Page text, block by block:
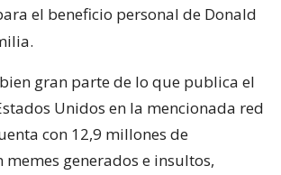
el beneficio personal de Donald
gran parte de lo que publica el
Unidos en la mencionada red
con 12,9 millones de
memes generados e insultos,